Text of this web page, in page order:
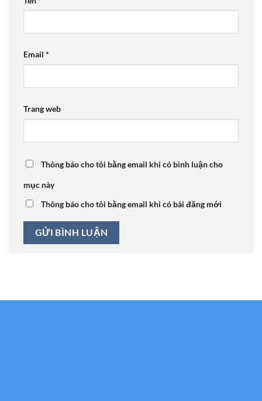
Email *
Trang web
Thông báo cho tôi bằng email khi có bình luận cho
mục này
Thông báo cho tôi bằng email khi có bài đăng mới